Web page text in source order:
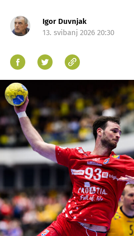
Igor Duvnjak
13. svibanj 2026 20:30